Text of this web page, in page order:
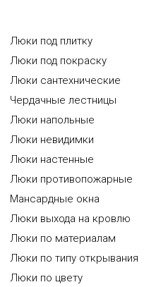
Люки под плитку
Люки под покраску
Люки сантехнические
Чердачные лестницы
Люки напольные
Люки невидимки
Люки настенные
Люки противопожарные
Мансардные окна
Люки выхода на кровлю
Люки по материалам
Люки по типу открывания
Люки по цвету